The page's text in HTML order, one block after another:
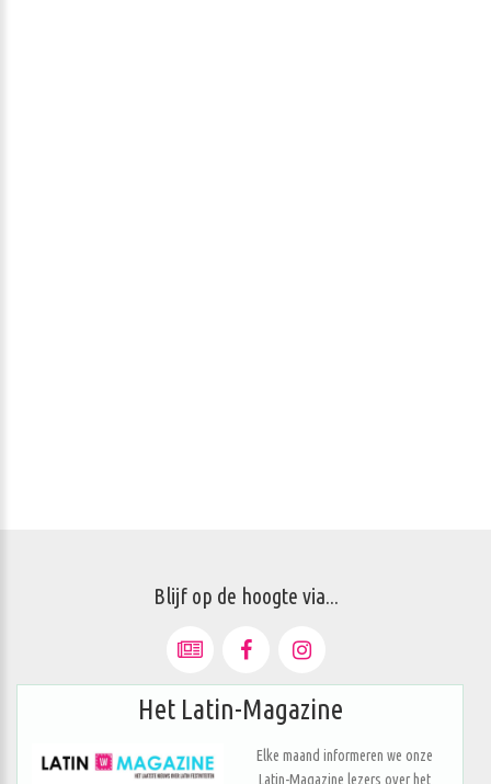
Blijf op de hoogte via...
Het Latin-Magazine
Elke maand informeren we onze
Latin-Magazine lezers over het